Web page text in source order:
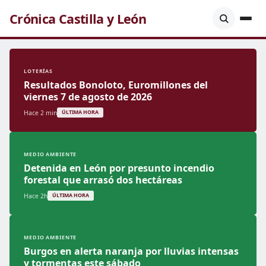
Crónica Castilla y León
LOTERÍAS
Resultados Bonoloto, Euromillones del
viernes 7 de agosto de 2026
Hace 2 min ÚLTIMA HORA
MEDIO AMBIENTE
Detenida en León por presunto incendio
forestal que arrasó dos hectáreas
Hace 2h ÚLTIMA HORA
MEDIO AMBIENTE
Burgos en alerta naranja por lluvias intensas
y tormentas este sábado